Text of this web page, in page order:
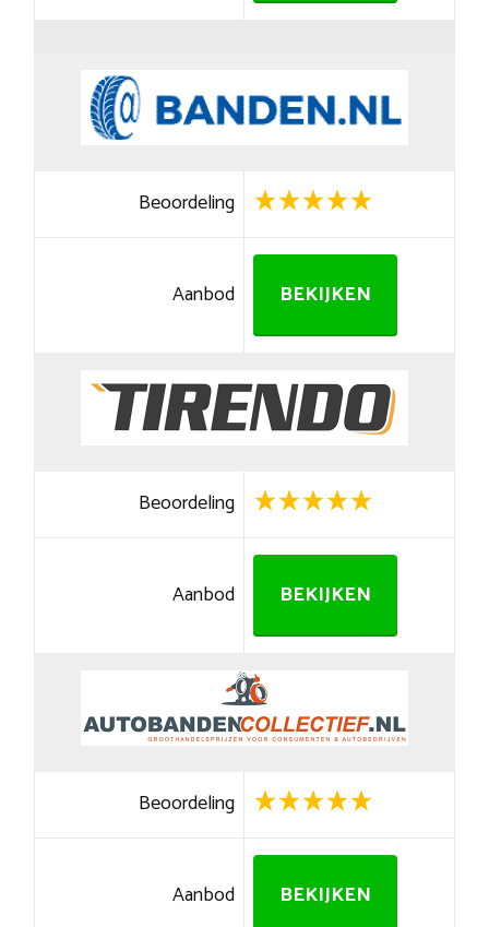
Beoordeling
Aanbod BEKIJKEN
Beoordeling
Aanbod BEKIJKEN
Beoordeling
Aanbod BEKIJKEN